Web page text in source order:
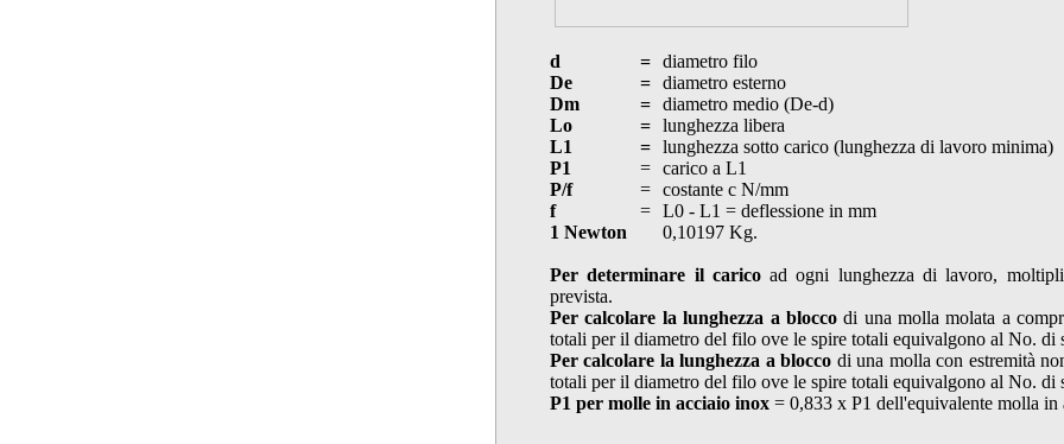
d =
diametro filo
De
=
diametro esterno
Dm
=
diametro medio (De-d)
Lo
=
lunghezza libera
L1
=
lunghezza sotto carico (lunghezza di lavoro minima)
P1
=
carico a L1
P/f
=
costante c N/mm
f
=
L0 - L1 = deflessione in mm
1 Newton
0,10197 Kg.
Per determinare il caricoad ogni lunghezza di lavoro,
prevista.
Per calcolare la lunghezza a bloccodi una molla molata a
totali per il diametro del filo ove le spire totali equivalgono al No. di
Per calcolare la lunghezza a blocco di una molla con estremità
totali per il diametro del filo ove le spire totali equivalgono al No. di
P1 per molle in acciaio inox = 0,833 x P1 dell'equivalente molla in